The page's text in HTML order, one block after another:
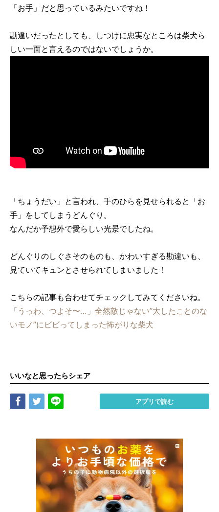
「お手」だと思っているみたいですね！
勘違いだったとしても、しつけに忠実なところは柴犬ら
しい一面と言えるのではないでしょうか。
「ちょうだい」と言われ、手のひらを見せられると「お
手」をしてしまうどんぐり。
なんだか予想外で愛らしい光景でしたね。
どんぐりのしぐさそのものも、かわいすぎる勘違いも、
見ていてキュンとさせられてしまいました！
こちらの記事も合わせてチェックしてみてくださいね。
「うっわ、つよそ〜…」全然敵じゃない”大したことのな
いモノ”にビビってしまった怖がりな柴犬
いいなと思ったらシェア
Share Tweet アプリで読む